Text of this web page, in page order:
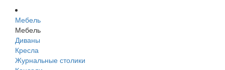
Мебель
Мебель
Диваны
Кресла
Журнальные столики